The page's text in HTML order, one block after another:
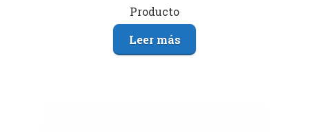
Producto
Leer más